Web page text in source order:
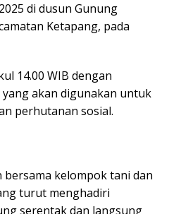
di dusun Gunung
Ketapang, pada
14.00 WIB dengan
akan digunakan untuk
perhutanan sosial.
bersama kelompok tani dan
turut menghadiri
serentak dan langsung